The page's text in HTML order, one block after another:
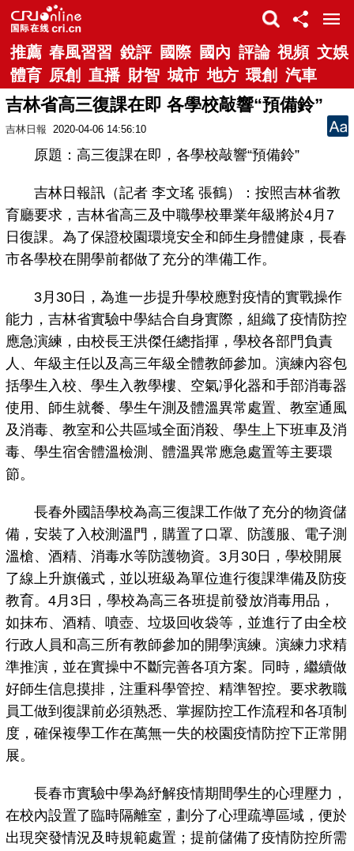
推薦 春風習習 銳評 國際 國內 評論 視頻 文娛
體育 原創 直播 財智 城市 地方 環創 汽車
吉林省高三復課在即 各學校敲響“預備鈴”
吉林日報 2020-04-06 14:56:10
原題：高三復課在即，各學校敲響“預備鈴”
吉林日報訊（記者 李文瑤 張鶴）：按照吉林省教
育廳要求，吉林省高三及中職學校畢業年級將於4月7
日復課。為了保證校園環境安全和師生身體健康，長春
市各學校在開學前都做了充分的準備工作。
3月30日，為進一步提升學校應對疫情的實戰操作
能力，吉林省實驗中學結合自身實際，組織了疫情防控
應急演練，由校長王洪傑任總指揮，學校各部門負責
人、年級主任以及高三年級全體教師參加。演練內容包
括學生入校、學生入教學樓、空氣凈化器和手部消毒器
使用、師生就餐、學生午測及體溫異常處置、教室通風
及消毒、教室和公共區域全面消殺、學生上下班車及消
毒、學生宿舍體溫檢測、體溫異常應急處置等主要環
節。
長春外國語學校為高三復課工作做了充分的物資儲
備，安裝了入校測溫門，購置了口罩、防護服、電子測
溫槍、酒精、消毒水等防護物資。3月30日，學校開展
了線上升旗儀式，並以班級為單位進行復課準備及防疫
教育。4月3日，學校為高三各班提前發放消毒用品，
如抹布、酒精、噴壺、垃圾回收袋等，並進行了由全校
行政人員和高三所有教師參加的開學演練。演練力求精
準推演，並在實操中不斷完善各項方案。同時，繼續做
好師生信息摸排，注重科學管控、精準智控。要求教職
員工做到復課前必須熟悉、掌握防控工作流程和各項制
度，確保複學工作在萬無一失的校園疫情防控下正常開
展。
長春市實驗中學為紓解疫情期間學生的心理壓力，
在校內設置了臨時隔離室，劃分了心理疏導區域，便於
出現突發情況及時規範處置；提前儲備了疫情防控所需